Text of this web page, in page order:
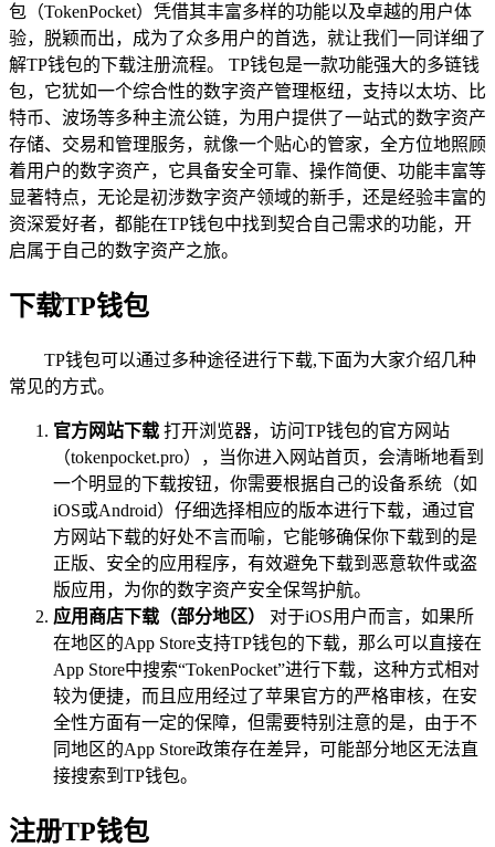
包（TokenPocket）凭借其丰富多样的功能以及卓越的用户体
验，脱颖而出，成为了众多用户的首选，就让我们一同详细了
解TP钱包的下载注册流程。 TP钱包是一款功能强大的多链钱
包，它犹如一个综合性的数字资产管理枢纽，支持以太坊、比
特币、波场等多种主流公链，为用户提供了一站式的数字资产
存储、交易和管理服务，就像一个贴心的管家，全方位地照顾
着用户的数字资产，它具备安全可靠、操作简便、功能丰富等
显著特点，无论是初涉数字资产领域的新手，还是经验丰富的
资深爱好者，都能在TP钱包中找到契合自己需求的功能，开
启属于自己的数字资产之旅。
下载TP钱包
TP钱包可以通过多种途径进行下载,下面为大家介绍几种
常见的方式。
官方网站下载 打开浏览器，访问TP钱包的官方网站
（tokenpocket.pro），当你进入网站首页，会清晰地看到
一个明显的下载按钮，你需要根据自己的设备系统（如
iOS或Android）仔细选择相应的版本进行下载，通过官
方网站下载的好处不言而喻，它能够确保你下载到的是
正版、安全的应用程序，有效避免下载到恶意软件或盗
版应用，为你的数字资产安全保驾护航。
应用商店下载（部分地区）
对于iOS用户而言，如果所
在地区的App Store支持TP钱包的下载，那么可以直接在
App Store中搜索“TokenPocket”进行下载，这种方式相对
较为便捷，而且应用经过了苹果官方的严格审核，在安
全性方面有一定的保障，但需要特别注意的是，由于不
同地区的App Store政策存在差异，可能部分地区无法直
接搜索到TP钱包。
注册TP钱包